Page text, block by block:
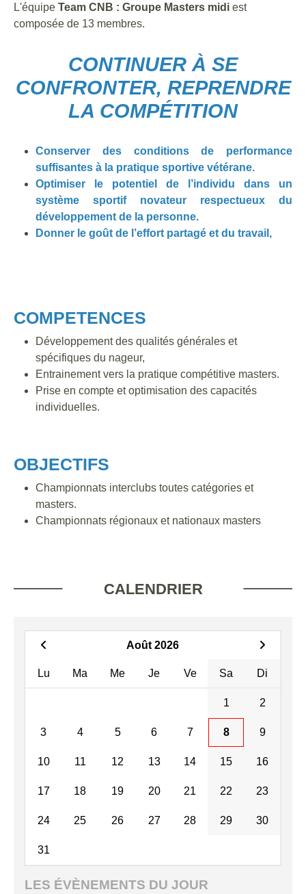
L'équipe Team CNB : Groupe Masters midi est
composée de 13 membres.
CONTINUER À SE
CONFRONTER, REPRENDRE
LA COMPÉTITION
Conserver des conditions de performance
suffisantes à la pratique sportive vétérane.
Optimiser le potentiel de l’individu dans un
système sportif novateur respectueux du
développement de la personne.
Donner le goût de l’effort partagé et du travail,
COMPETENCES
Développement des qualités générales et
spécifiques du nageur,
Entrainement vers la pratique compétitive masters.
Prise en compte et optimisation des capacités
individuelles.
OBJECTIFS
Championnats interclubs toutes catégories et
masters.
Championnats régionaux et nationaux masters
CALENDRIER
Août 2026
Lu Ma Me Je Ve Sa Di
1 2
3 4 5 6 7 8 9
10 11 12 13 14 15 16
17 18 19 20 21 22 23
24 25 26 27 28 29 30
31
LES ÉVÈNEMENTS DU JOUR